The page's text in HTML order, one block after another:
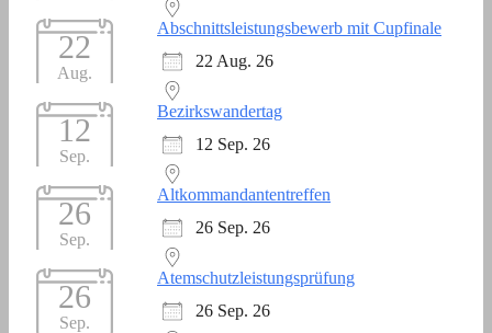
22
Aug.
Abschnittsleistungsbewerb mit Cupfinale
22 Aug. 26
12
Sep.
Bezirkswandertag
12 Sep. 26
26
Sep.
Altkommandantentreffen
26 Sep. 26
26
Sep.
Atemschutzleistungsprüfung
26 Sep. 26